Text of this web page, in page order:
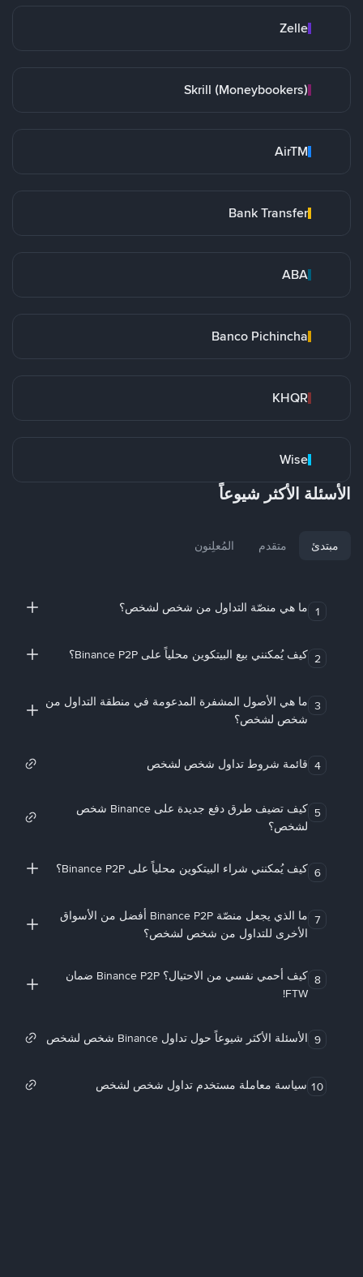
Zelle
Skrill (Moneybookers)
AirTM
Bank Transfer
ABA
Banco Pichincha
KHQR
Wise
الأسئلة الأكثر شيوعاً
مبتدئ متقدم المُعلِنون
1 ما هي منصّة التداول من شخص لشخص؟
2 كيف يُمكنني بيع البيتكوين محلياً على Binance P2P؟
3 ما هي الأصول المشفرة المدعومة في منطقة التداول من
شخص لشخص؟
4 قائمة شروط تداول شخص لشخص
5
كيف تضيف طرق دفع جديدة على Binance شخص
لشخص؟
6 كيف يُمكنني شراء البيتكوين محلياً على Binance P2P؟
7
ما الذي يجعل منصّة Binance P2P أفضل من الأسواق
الأخرى للتداول من شخص لشخص؟
8
كيف أحمي نفسي من الاحتيال؟ Binance P2P ضمان
FTW!
9 الأسئلة الأكثر شيوعاً حول تداول Binance شخص لشخص
10 سياسة معاملة مستخدم تداول شخص لشخص